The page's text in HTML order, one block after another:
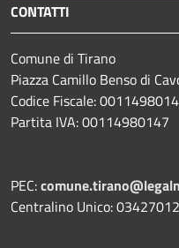
CONTATTI
Comune di Tirano
Piazza Camillo Benso di
Codice Fiscale:
Partita IVA: 00114980147
PEC:
Centralino Unico: